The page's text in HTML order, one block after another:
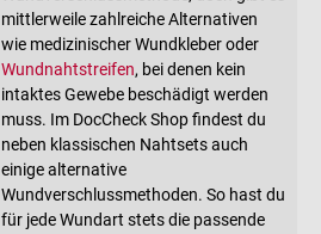
mittlerweile zahlreiche Alternativen
wie medizinischer Wundkleber oder
Wundnahtstreifen, bei denen kein
intaktes Gewebe beschädigt werden
muss. Im DocCheck Shop findest du
neben klassischen Nahtsets auch
einige alternative
Wundverschlussmethoden. So hast du
für jede Wundart stets die passende